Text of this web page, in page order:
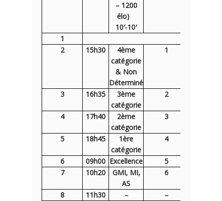
– 1200
élo)
10′-10′
1
2
15h30
4ème
catégorie
& Non
Déterminé
1
3 16h35
3ème
catégorie
2
4 17h40
2ème
catégorie
3
5 18h45
1ère
catégorie
4
6 09h00 Excellence 5
7
10h20
GMI, MI,
AS
6
8 11h30 – –